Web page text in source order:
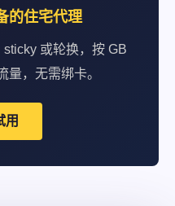
的住宅代理
或轮换，按 GB
，无需绑卡。
用